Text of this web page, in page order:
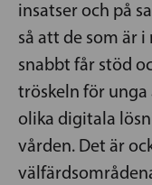
insatser och på
så att de som är
snabbt får stöd
tröskeln för
olika digitala
vården. Det är